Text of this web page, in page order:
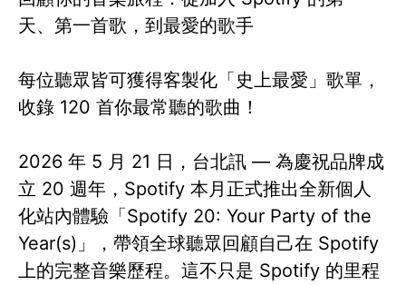
天、第一首歌，到最愛的歌手
每位聽眾皆可獲得客製化「史上最愛」歌單，
收錄 120 首你最常聽的歌曲！
2026 年 5 月 21 日，台北訊 — 為慶祝品牌成
立 20 週年，Spotify 本月正式推出全新個人
化站內體驗「Spotify 20: Your Party of the
Year(s)」，帶領全球聽眾回顧自己在 Spotify
上的完整音樂歷程。這不只是 Spotify 的里程